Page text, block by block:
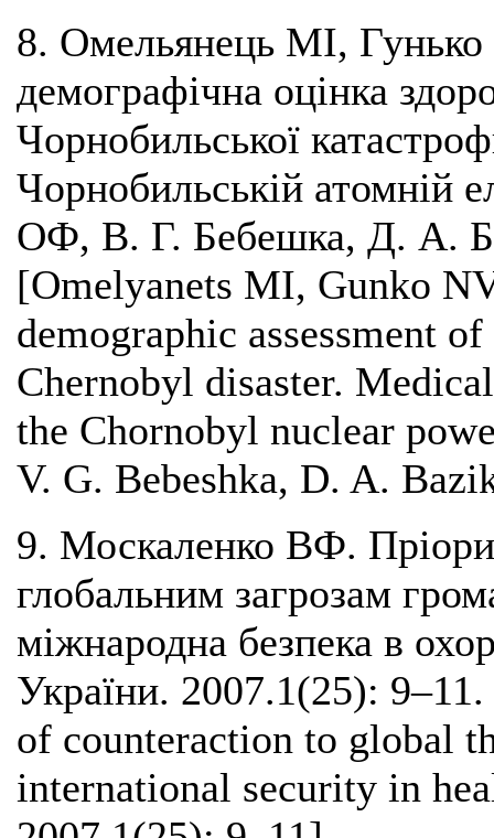
8. Омельянець МІ,
демографічна оцінка
Чорнобильської
Чорнобильській атомній
ОФ, В. Г. Бебешка, Д. А.
[Omelyanets MI, Gunko
demographic assessment
Chernobyl disaster.
the Chornobyl nuclear
V. G. Bebeshka, D. A.
9. Москаленко ВФ.
глобальним загрозам
міжнародна безпека в
України. 2007.1(25):
of counteraction to global
international security in